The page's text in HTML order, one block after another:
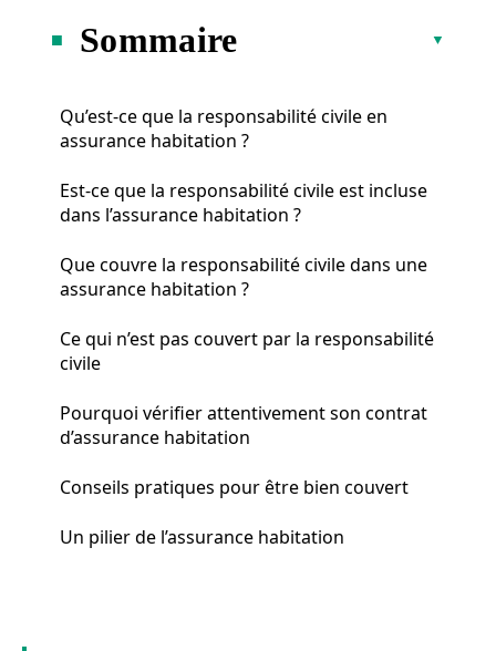
Sommaire
Qu’est-ce que la responsabilité civile en
assurance habitation ?
Est-ce que la responsabilité civile est incluse
dans l’assurance habitation ?
Que couvre la responsabilité civile dans une
assurance habitation ?
Ce qui n’est pas couvert par la responsabilité
civile
Pourquoi vérifier attentivement son contrat
d’assurance habitation
Conseils pratiques pour être bien couvert
Un pilier de l’assurance habitation